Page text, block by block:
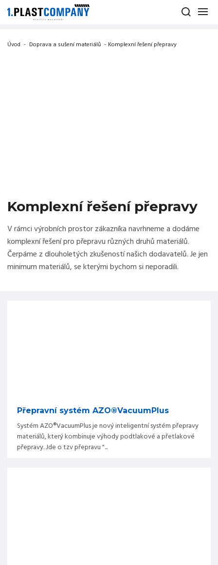
Úvod - Doprava a sušení materiálů - Komplexní řešení přepravy
Komplexní řešení přepravy
V rámci výrobních prostor zákazníka navrhneme a dodáme
komplexní řešení pro přepravu různých druhů materiálů.
Čerpáme z dlouholetých zkušeností našich dodavatelů. Je jen
minimum materiálů, se kterými bychom si neporadili.
Přepravní systém AZO®VacuumPlus
Systém AZO®VacuumPlus je nový inteligentní systém přepravy
materiálů, který kombinuje výhody podtlakové a přetlakové
přepravy. Jde o tzv přepravu "...